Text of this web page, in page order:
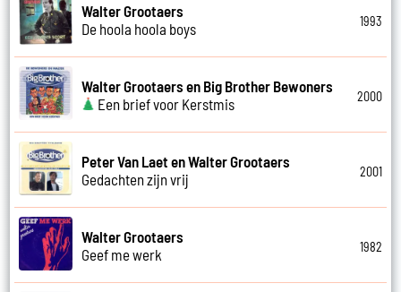
Walter Grootaers
De hoola hoola boys
1993
Walter Grootaers en Big Brother Bewoners
Een brief voor Kerstmis
2000
Peter Van Laet en Walter Grootaers
Gedachten zijn vrij
2001
Walter Grootaers
Geef me werk
1982